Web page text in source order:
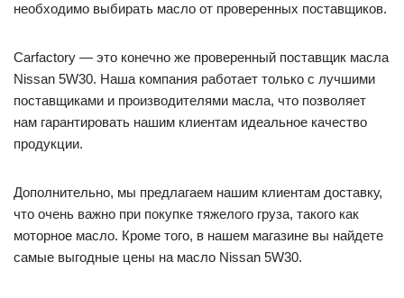
необходимо выбирать масло от проверенных поставщиков.
Carfactory — это конечно же проверенный поставщик масла
Nissan 5W30. Наша компания работает только с лучшими
поставщиками и производителями масла, что позволяет
нам гарантировать нашим клиентам идеальное качество
продукции.
Дополнительно, мы предлагаем нашим клиентам доставку,
что очень важно при покупке тяжелого груза, такого как
моторное масло. Кроме того, в нашем магазине вы найдете
самые выгодные цены на масло Nissan 5W30.